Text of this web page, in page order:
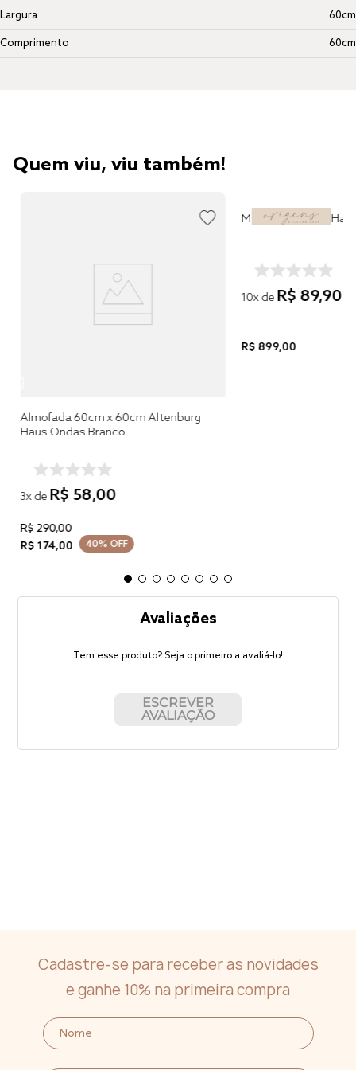
Largura 60cm
Comprimento 60cm
Quem viu, viu também!
Almofada 60cm x 60cm Altenburg
Haus Ondas Branco
3x de R$ 58,00
R$290,00
R$ 174,00 40% OFF
Manta Altenburg
10x de R$ 89,90
R$ 899,00
Avaliações
Tem esse produto? Seja o primeiro a avaliá-lo!
ESCREVER
AVALIAÇÃO
Cadastre-se para receber as novidades
e ganhe 10% na primeira compra